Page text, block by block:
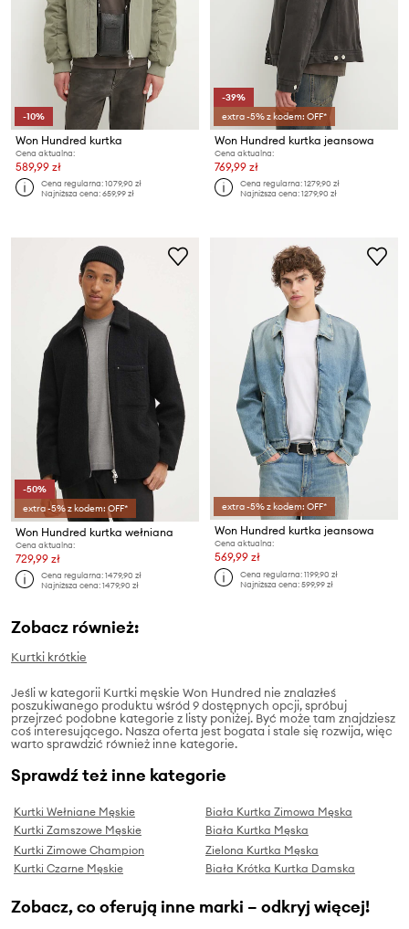
-10%
Won Hundred kurtka
Cena aktualna:
589,99 zł
Cena regularna:1079,90 zł
Najniższa cena:659,99 zł
-39%
extra -5% z kodem: OFF*
Won Hundred kurtka jeansowa
Cena aktualna:
769,99 zł
Cena regularna:1279,90 zł
Najniższa cena:1279,90 zł
-50%
extra -5% z kodem: OFF*
Won Hundred kurtka wełniana
Cena aktualna:
729,99 zł
Cena regularna:1479,90 zł
Najniższa cena:1479,90 zł
extra -5% z kodem: OFF*
Won Hundred kurtka jeansowa
Cena aktualna:
569,99 zł
Cena regularna:1199,90 zł
Najniższa cena:599,99 zł
Zobacz również:
Kurtki krótkie
Jeśli w kategorii Kurtki męskie Won Hundred nie znalazłeś
poszukiwanego produktu wśród 9 dostępnych opcji, spróbuj
przejrzeć podobne kategorie z listy poniżej. Być może tam znajdziesz
coś interesującego. Nasza oferta jest bogata i stale się rozwija, więc
warto sprawdzić również inne kategorie.
Sprawdź też inne kategorie
Kurtki Wełniane Męskie
Biała Kurtka Zimowa Męska
Kurtki Zamszowe Męskie
Biała Kurtka Męska
Kurtki Zimowe Champion
Zielona Kurtka Męska
Kurtki Czarne Męskie
Biała Krótka Kurtka Damska
Zobacz, co oferują inne marki – odkryj więcej!